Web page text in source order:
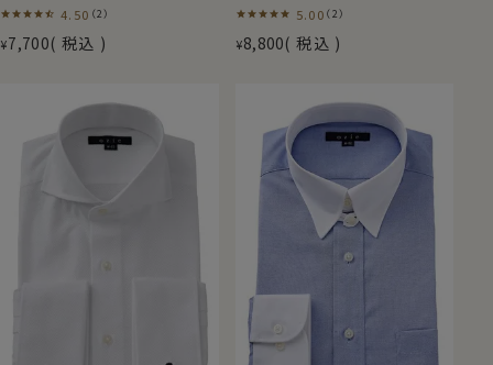
4.50 （2）
¥7,700 税込
5.00 （2）
¥8,800 税込